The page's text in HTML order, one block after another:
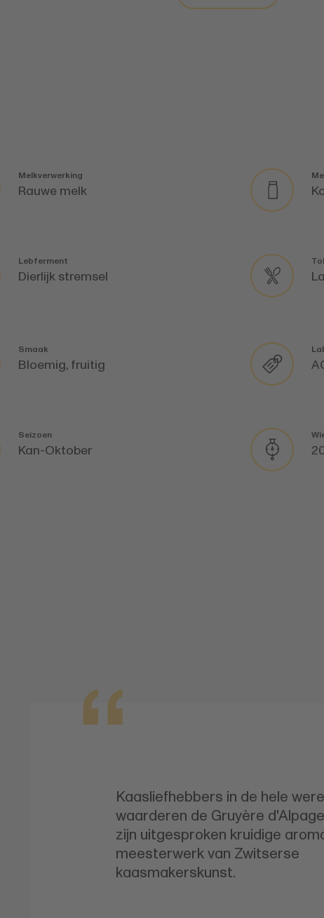
Melkverwerking
Rauwe melk
Lebferment
Dierlijk stremsel
Smaak
Bloemig, fruitig
Seizoen
Kan-Oktober
Kaasliefhebbers in de hele
waarderen de Gruyère
zijn uitgesproken kruidige
meesterwerk van Zwitserse
kaasmakerskunst.